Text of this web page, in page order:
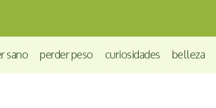
sano perder peso curiosidades belleza